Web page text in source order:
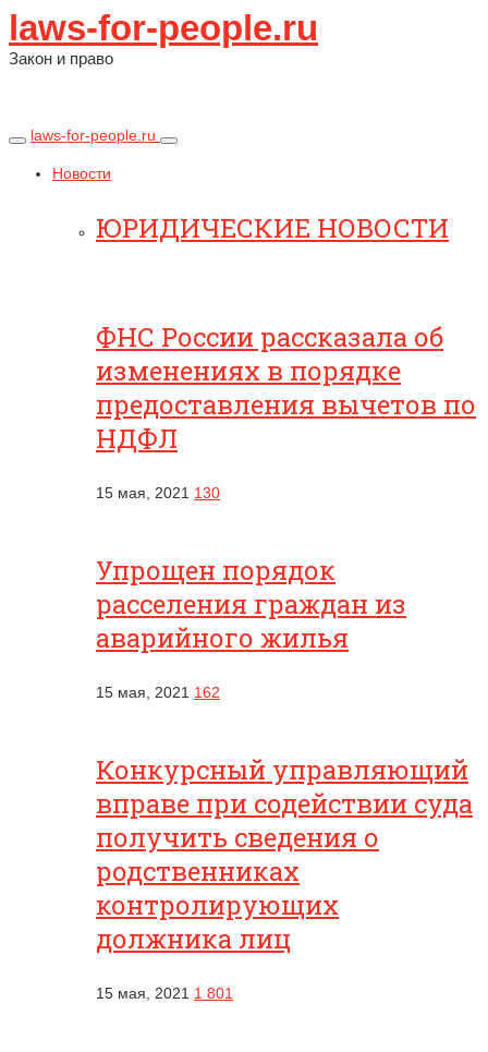
laws-for-people.ru
Закон и право
laws-for-people.ru
Новости
ЮРИДИЧЕСКИЕ НОВОСТИ
ФНС России рассказала об
изменениях в порядке
предоставления вычетов по
НДФЛ
15 мая, 2021 130
Упрощен порядок
расселения граждан из
аварийного жилья
15 мая, 2021 162
Конкурсный управляющий
вправе при содействии суда
получить сведения о
родственниках
контролирующих
должника лиц
15 мая, 2021 1 801